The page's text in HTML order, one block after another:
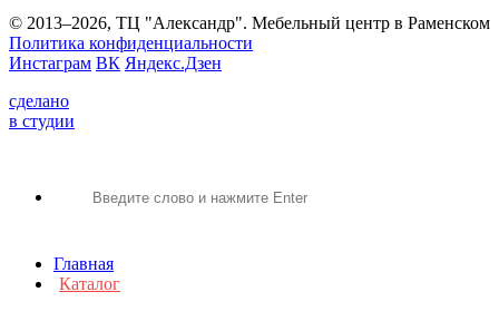
© 2013–2026, ТЦ "Александр". Мебельный центр в Раменском
Политика конфиденциальности
Инстаграм ВК Яндекс.Дзен
сделано
в студии
Главная
Каталог